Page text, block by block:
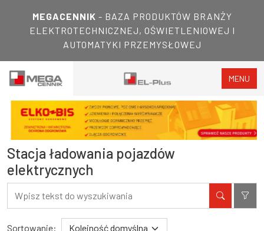
MEGACENNIK - BAZA PRODUKTÓW BRANŻY
ELEKTROTECHNICZNEJ, OŚWIETLENIOWEJ I
AUTOMATYKI PRZEMYSŁOWEJ
MENU
Stacja ładowania pojazdów
elektrycznych
Filtry
Wyniki wyszukiwania
Sortowanie: